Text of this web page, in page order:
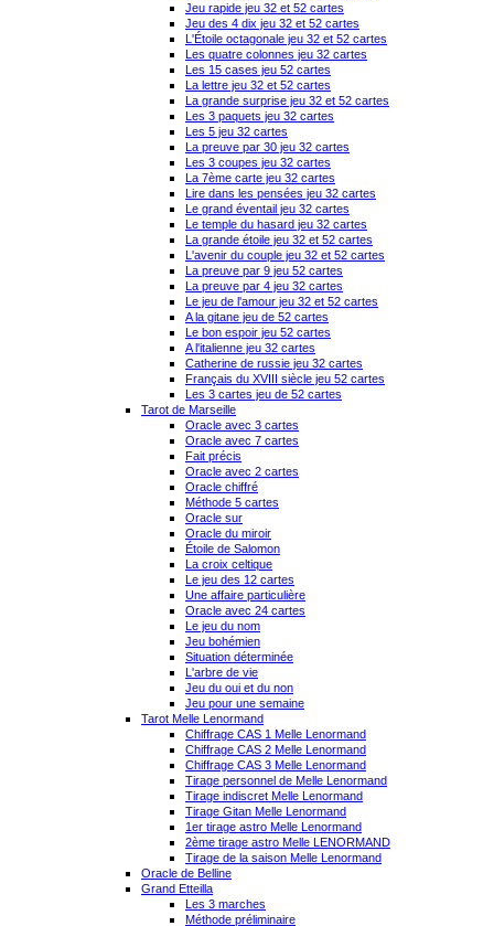
Jeu rapide jeu 32 et 52 cartes
Jeu des 4 dix jeu 32 et 52 cartes
L'Étoile octagonale jeu 32 et 52 cartes
Les quatre colonnes jeu 32 cartes
Les 15 cases jeu 52 cartes
La lettre jeu 32 et 52 cartes
La grande surprise jeu 32 et 52 cartes
Les 3 paquets jeu 32 cartes
Les 5 jeu 32 cartes
La preuve par 30 jeu 32 cartes
Les 3 coupes jeu 32 cartes
La 7ème carte jeu 32 cartes
Lire dans les pensées jeu 32 cartes
Le grand éventail jeu 32 cartes
Le temple du hasard jeu 32 cartes
La grande étoile jeu 32 et 52 cartes
L'avenir du couple jeu 32 et 52 cartes
La preuve par 9 jeu 52 cartes
La preuve par 4 jeu 32 cartes
Le jeu de l'amour jeu 32 et 52 cartes
A la gitane jeu de 52 cartes
Le bon espoir jeu 52 cartes
A l'italienne jeu 32 cartes
Catherine de russie jeu 32 cartes
Français du XVIII siècle jeu 52 cartes
Les 3 cartes jeu de 52 cartes
Tarot de Marseille
Oracle avec 3 cartes
Oracle avec 7 cartes
Fait précis
Oracle avec 2 cartes
Oracle chiffré
Méthode 5 cartes
Oracle sur
Oracle du miroir
Étoile de Salomon
La croix celtique
Le jeu des 12 cartes
Une affaire particulière
Oracle avec 24 cartes
Le jeu du nom
Jeu bohémien
Situation déterminée
L'arbre de vie
Jeu du oui et du non
Jeu pour une semaine
Tarot Melle Lenormand
Chiffrage CAS 1 Melle Lenormand
Chiffrage CAS 2 Melle Lenormand
Chiffrage CAS 3 Melle Lenormand
Tirage personnel de Melle Lenormand
Tirage indiscret Melle Lenormand
Tirage Gitan Melle Lenormand
1er tirage astro Melle Lenormand
2ème tirage astro Melle LENORMAND
Tirage de la saison Melle Lenormand
Oracle de Belline
Grand Etteilla
Les 3 marches
Méthode préliminaire